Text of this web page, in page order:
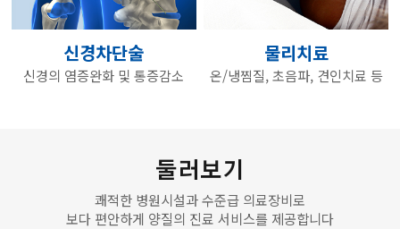
신경차단술
신경의 염증완화 및 통증감소
물리치료
온/냉찜질, 초음파, 견인치료 등
둘러보기
쾌적한 병원시설과 수준급 의료장비로
보다 편안하게 양질의 진료 서비스를 제공합니다